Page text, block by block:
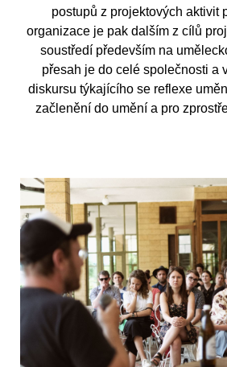
postupů z projektových aktivit
organizace je pak dalším z cílů
soustředí především na
přesah je do celé společnosti a
diskursu týkajícího se reflexe
začlenění do umění a pro